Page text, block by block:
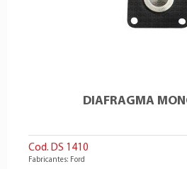
DIAFRAGMA
Cod. DS 1410
Fabricantes: Ford